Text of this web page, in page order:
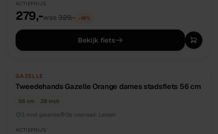
ACTIEPRIJS
279,-was 329,- −15%
Bekijk fiets
TWEEDEHANDS
GAZELLE
Tweedehands Gazelle Orange dames stadsfiets 56 cm
56 cm
28 inch
3 mnd garantie
Op voorraad: Leiden
ACTIEPRIJS